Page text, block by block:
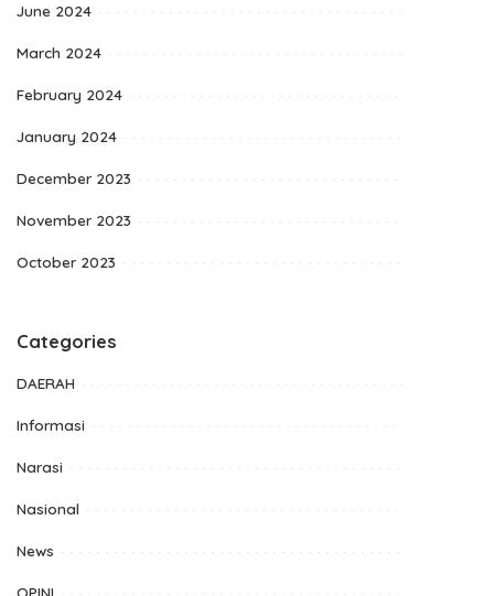
June 2024
March 2024
February 2024
January 2024
December 2023
November 2023
October 2023
Categories
DAERAH
Informasi
Narasi
Nasional
News
OPINI